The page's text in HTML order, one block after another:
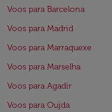
Voos para Barcelona
Voos para Madrid
Voos para Marraquexe
Voos para Marselha
Voos para Agadir
Voos para Oujda